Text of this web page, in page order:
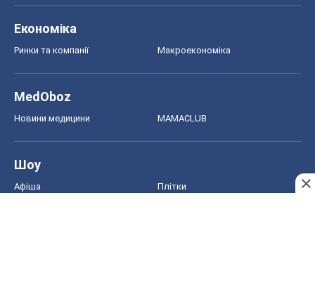
Економіка
Ринки та компанії Макроекономіка
MedOboz
Новини медицини MAMACLUB
Шоу
Афіша Плітки